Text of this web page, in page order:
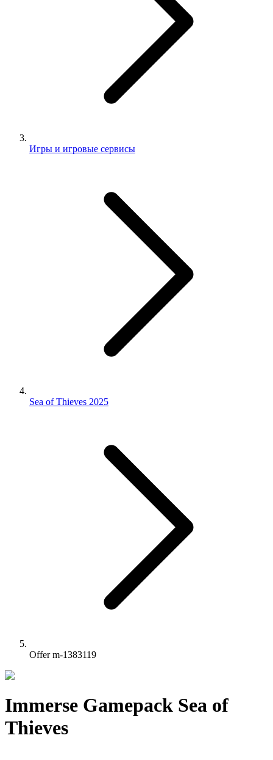
Игры и игровые сервисы
Sea of Thieves 2025
Offer m-1383119
Immerse Gamepack Sea of
Thieves